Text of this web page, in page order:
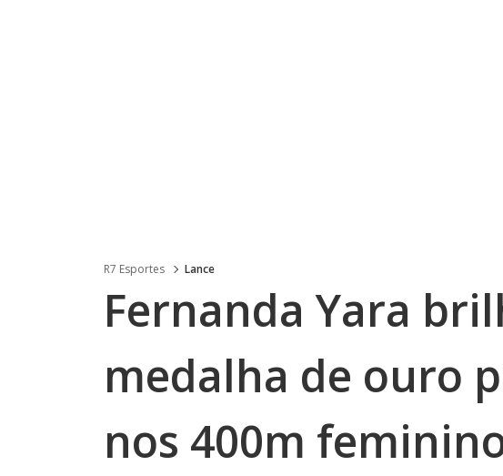
R7 Esportes Lance
Fernanda Yara
medalha de ouro
nos 400m